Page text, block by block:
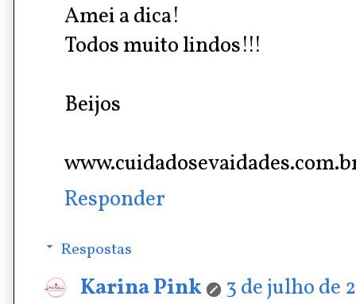
Amei a dica!
Todos muito lindos!!!
Beijos
Responder
Respostas
Karina Pink
3 de julho de